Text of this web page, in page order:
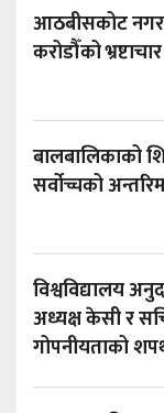
आठबीसकोट
करोडौँको भ्रष्टाचार
बालबालिकाको
सर्वोच्चको
विश्वविद्यालय
अध्यक्ष केसी र
गोपनीयताको